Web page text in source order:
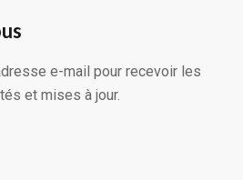
e-mail pour recevoir les
et mises à jour.